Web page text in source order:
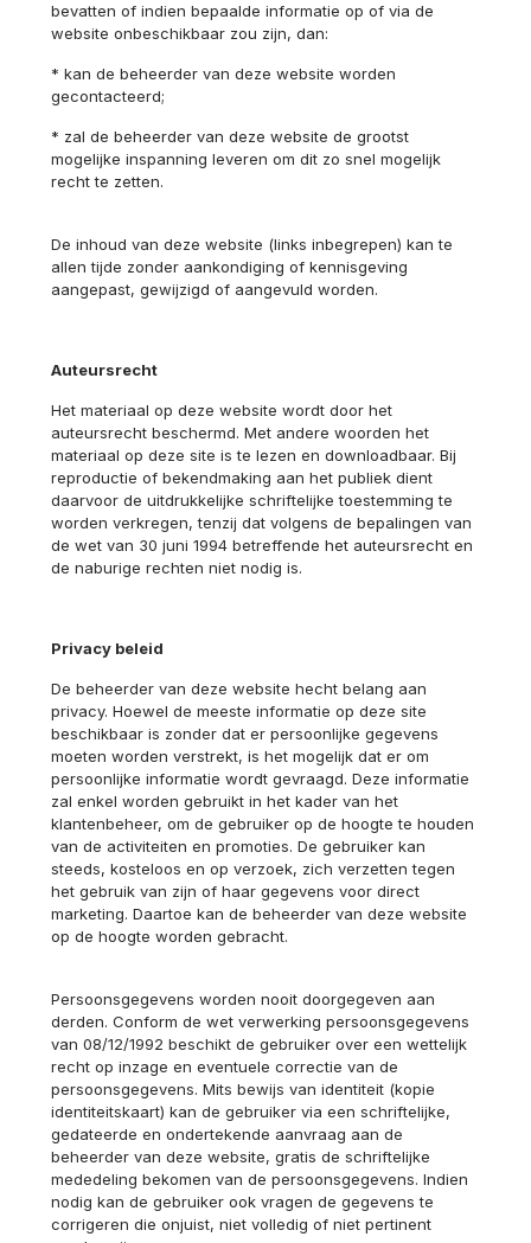
bevatten of indien bepaalde informatie op of via de
website onbeschikbaar zou zijn, dan:
* kan de beheerder van deze website worden
gecontacteerd;
* zal de beheerder van deze website de grootst
mogelijke inspanning leveren om dit zo snel mogelijk
recht te zetten.
De inhoud van deze website (links inbegrepen) kan te
allen tijde zonder aankondiging of kennisgeving
aangepast, gewijzigd of aangevuld worden.
Auteursrecht
Het materiaal op deze website wordt door het
auteursrecht beschermd. Met andere woorden het
materiaal op deze site is te lezen en downloadbaar. Bij
reproductie of bekendmaking aan het publiek dient
daarvoor de uitdrukkelijke schriftelijke toestemming te
worden verkregen, tenzij dat volgens de bepalingen van
de wet van 30 juni 1994 betreffende het auteursrecht en
de naburige rechten niet nodig is.
Privacy beleid
De beheerder van deze website hecht belang aan
privacy. Hoewel de meeste informatie op deze site
beschikbaar is zonder dat er persoonlijke gegevens
moeten worden verstrekt, is het mogelijk dat er om
persoonlijke informatie wordt gevraagd. Deze informatie
zal enkel worden gebruikt in het kader van het
klantenbeheer, om de gebruiker op de hoogte te houden
van de activiteiten en promoties. De gebruiker kan
steeds, kosteloos en op verzoek, zich verzetten tegen
het gebruik van zijn of haar gegevens voor direct
marketing. Daartoe kan de beheerder van deze website
op de hoogte worden gebracht.
Persoonsgegevens worden nooit doorgegeven aan
derden. Conform de wet verwerking persoonsgegevens
van 08/12/1992 beschikt de gebruiker over een wettelijk
recht op inzage en eventuele correctie van de
persoonsgegevens. Mits bewijs van identiteit (kopie
identiteitskaart) kan de gebruiker via een schriftelijke,
gedateerde en ondertekende aanvraag aan de
beheerder van deze website, gratis de schriftelijke
mededeling bekomen van de persoonsgegevens. Indien
nodig kan de gebruiker ook vragen de gegevens te
corrigeren die onjuist, niet volledig of niet pertinent